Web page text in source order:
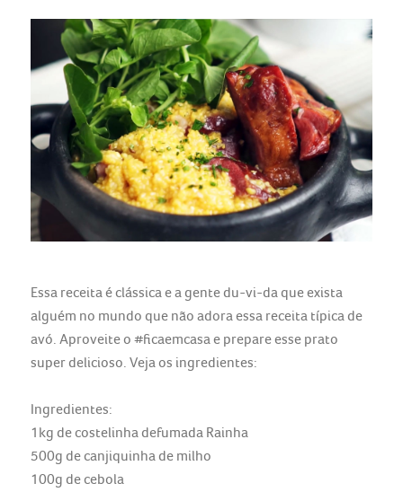
Essa receita é clássica e a gente du-vi-da que exista
alguém no mundo que não adora essa receita típica de
avó. Aproveite o #ficaemcasa e prepare esse prato
super delicioso. Veja os ingredientes:
Ingredientes:
1kg de costelinha defumada Rainha
500g de canjiquinha de milho
100g de cebola